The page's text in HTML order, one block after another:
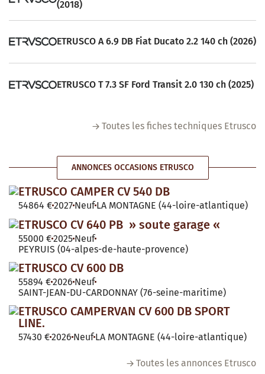
(2018)
ETRUSCO A 6.9 DB Fiat Ducato 2.2 140 ch (2026)
ETRUSCO T 7.3 SF Ford Transit 2.0 130 ch (2025)
Toutes les fiches techniques Etrusco
ANNONCES OCCASIONS ETRUSCO
ETRUSCO CAMPER CV 540 DB
54864 €2027 Neuf LA MONTAGNE (44-loire-atlantique)
ETRUSCO CV 640 PB » soute garage «
55000 €2025 Neuf
PEYRUIS (04-alpes-de-haute-provence)
ETRUSCO CV 600 DB
55894 €2026 Neuf
SAINT-JEAN-DU-CARDONNAY (76-seine-maritime)
ETRUSCO CAMPERVAN CV 600 DB SPORT
LINE.
57430 €2026 Neuf LA MONTAGNE (44-loire-atlantique)
Toutes les annonces Etrusco